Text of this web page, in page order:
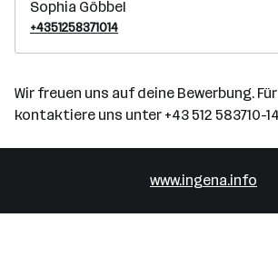
Sophia Göbbel
+4351258371014
Wir freuen uns auf deine Bewerbung.
kontaktiere uns unter +43 512 583710-14
www.ingena.info